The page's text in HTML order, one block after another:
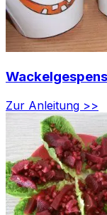
Zur Anleitung >>